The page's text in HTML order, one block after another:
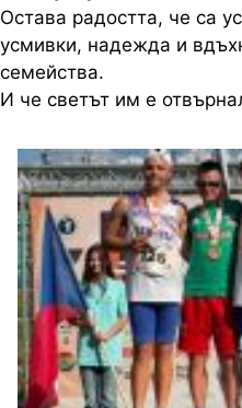
Остава радостта, че са
усмивки, надежда и
семейства.
И че светът им е